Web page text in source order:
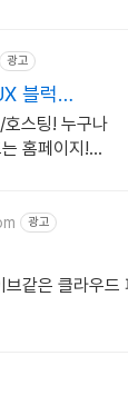
광고
블럭
스팅! 누구나
홈페이지!
광고
같은 클라우